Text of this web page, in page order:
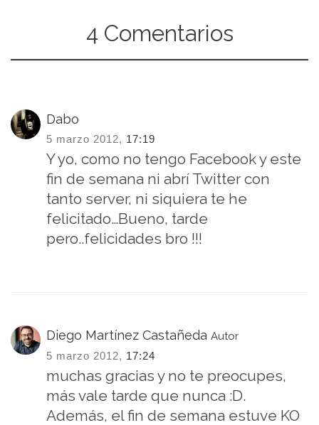
4 Comentarios
Dabo
5 marzo 2012, 17:19
Y yo, como no tengo Facebook y este
fin de semana ni abrí Twitter con
tanto server, ni siquiera te he
felicitado…Bueno, tarde
pero..felicidades bro !!!
Diego Martínez Castañeda Autor
5 marzo 2012, 17:24
muchas gracias y no te preocupes,
más vale tarde que nunca :D.
Además, el fin de semana estuve KO